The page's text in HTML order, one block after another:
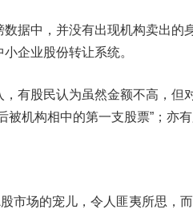
中，并没有出现机构卖出的
企业股份转让系统。
股民认为虽然金额不高，但
被机构相中的第一支股票”；亦
场的宠儿，令人匪夷所思，而